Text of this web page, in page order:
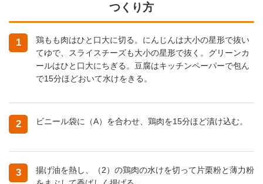
つくり方
1
鶏もも肉はひと口大に切る。にんじんは大小の星形で抜い
てゆで、スライスチーズも大小の星形で抜く。グリーンカ
ールはひと口大にちぎる。豆腐はキッチンペーパーで包ん
で15分ほどおいて水けをきる。
2 ビニール袋に（A）を合わせ、鶏肉を15分ほど漬け込む。
3
揚げ油を熱し、（2）の鶏肉の水けを切って片栗粉と薄力粉